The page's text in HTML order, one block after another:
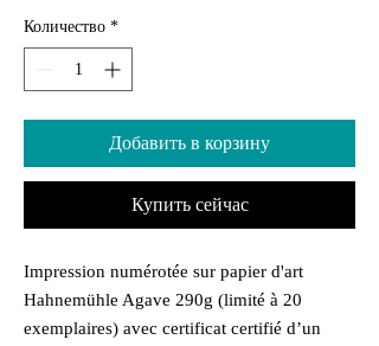
Количество *
Добавить в корзину
Купить сейчас
Impression numérotée sur papier d'art
Hahnemühle Agave 290g (limité à 20
exemplaires) avec certificat certifié d’un